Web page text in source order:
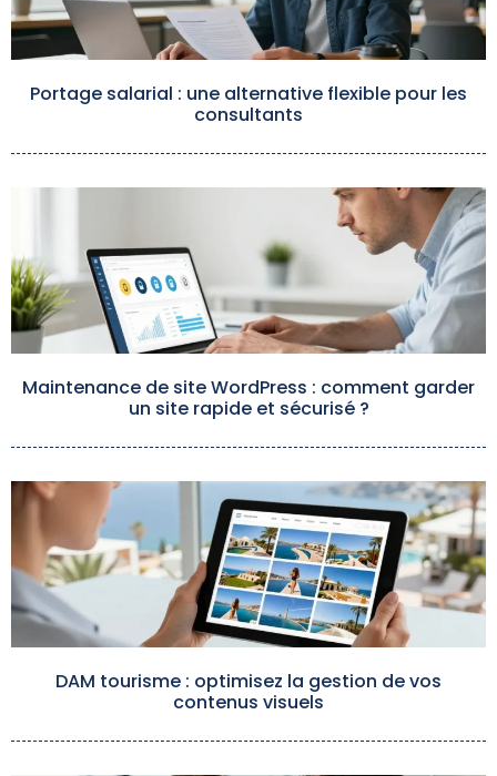
Portage salarial : une alternative flexible pour les
consultants
Maintenance de site WordPress : comment garder
un site rapide et sécurisé ?
DAM tourisme : optimisez la gestion de vos
contenus visuels